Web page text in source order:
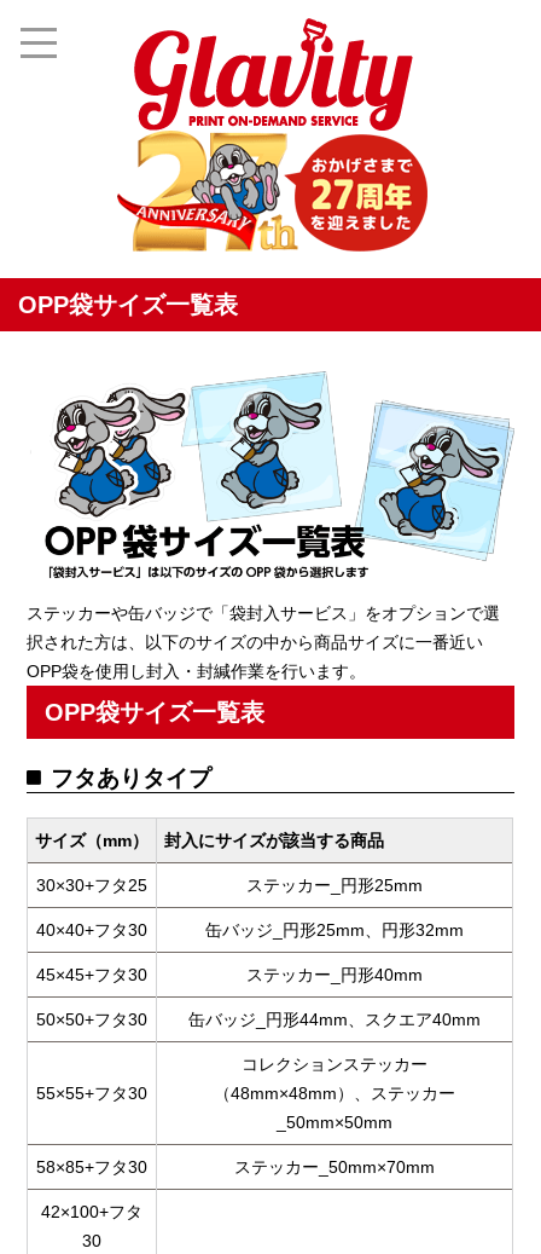
OPP袋サイズ一覧表
ステッカーや缶バッジで「袋封入サービス」をオプションで選
択された方は、以下のサイズの中から商品サイズに一番近い
OPP袋を使用し封入・封緘作業を行います。
OPP袋サイズ一覧表
フタありタイプ
サイズ（mm） 封入にサイズが該当する商品
30×30+フタ25 ステッカー_円形25mm
40×40+フタ30 缶バッジ_円形25mm、円形32mm
45×45+フタ30 ステッカー_円形40mm
50×50+フタ30 缶バッジ_円形44mm、スクエア40mm
55×55+フタ30
コレクションステッカー
（48mm×48mm）、ステッカー
_50mm×50mm
58×85+フタ30 ステッカー_50mm×70mm
42×100+フタ
30